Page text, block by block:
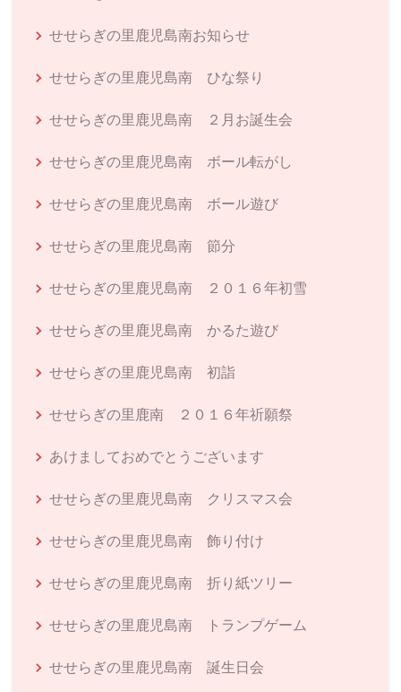
せせらぎの里鹿児島南お知らせ
せせらぎの里鹿児島南 ひな祭り
せせらぎの里鹿児島南 ２月お誕生会
せせらぎの里鹿児島南 ボール転がし
せせらぎの里鹿児島南 ボール遊び
せせらぎの里鹿児島南 節分
せせらぎの里鹿児島南 ２０１６年初雪
せせらぎの里鹿児島南 かるた遊び
せせらぎの里鹿児島南 初詣
せせらぎの里鹿南 ２０１６年祈願祭
あけましておめでとうございます
せせらぎの里鹿児島南 クリスマス会
せせらぎの里鹿児島南 飾り付け
せせらぎの里鹿児島南 折り紙ツリー
せせらぎの里鹿児島南 トランプゲーム
せせらぎの里鹿児島南 誕生日会